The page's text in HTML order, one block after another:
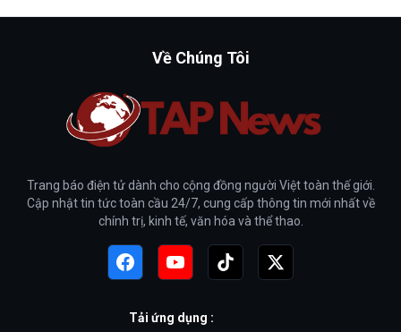
Về Chúng Tôi
Trang báo điện tử dành cho cộng đồng người Việt toàn thế giới.
Cập nhật tin tức toàn cầu 24/7, cung cấp thông tin mới nhất về
chính trị, kinh tế, văn hóa và thể thao.
Tải ứng dụng :